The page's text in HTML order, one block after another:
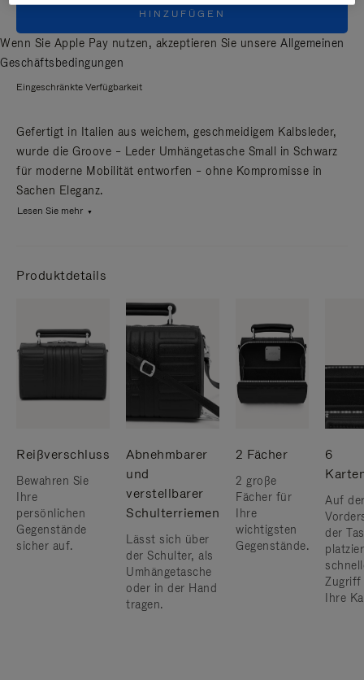
HINZUFÜGEN
Wenn Sie Apple Pay nutzen, akzeptieren Sie unsere Allgemeinen
Geschäftsbedingungen
Eingeschränkte Verfügbarkeit
Gefertigt in Italien aus weichem, geschmeidigem Kalbsleder,
wurde die Groove – Leder Umhängetasche Small in Schwarz
für moderne Mobilität entworfen – ohne Kompromisse in
Sachen Eleganz.
Lesen Sie mehr
Produktdetails
Reißverschluss
Bewahren Sie
Ihre
persönlichen
Gegenstände
sicher auf.
Abnehmbarer
und
verstellbarer
Schulterriemen
Lässt sich über
der Schulter, als
Umhängetasche
oder in der Hand
tragen.
2 Fächer
2 große
Fächer für
Ihre
wichtigsten
Gegenstände.
6
Auf
der
Zugriff
Ihre